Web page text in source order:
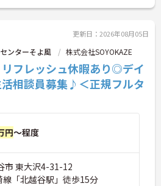
更新日：2026年08月05日
ンターそよ風 株式会社SOYOKAZE
リフレッシュ休暇あり◎デイ
相談員募集♪＜正規フルタ
円～程度
市 東大沢4-31-12
線「北越谷駅」徒歩15分